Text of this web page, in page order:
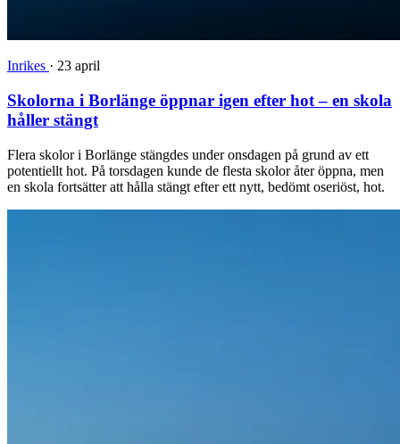
Inrikes · 23 april
Skolorna i Borlänge öppnar igen efter hot – en skola
håller stängt
Flera skolor i Borlänge stängdes under onsdagen på grund av ett
potentiellt hot. På torsdagen kunde de flesta skolor åter öppna, men
en skola fortsätter att hålla stängt efter ett nytt, bedömt oseriöst, hot.